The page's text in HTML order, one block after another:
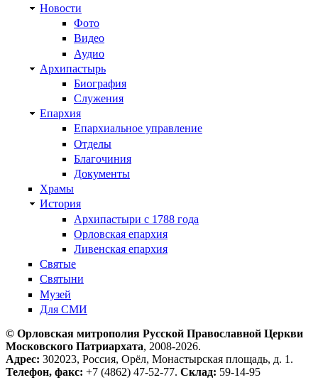
Новости
Фото
Видео
Аудио
Архипастырь
Биография
Служения
Епархия
Епархиальное управление
Отделы
Благочиния
Документы
Храмы
История
Архипастыри с 1788 года
Орловская епархия
Ливенская епархия
Святые
Святыни
Музей
Для СМИ
© Орловская митрополия Русской Православной Церкви
Московского Патриархата, 2008-2026.
Адрес: 302023, Россия, Орёл, Монастырская площадь, д. 1.
Телефон, факс: +7 (4862) 47-52-77. Склад: 59-14-95